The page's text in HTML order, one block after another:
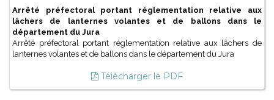
Arrêté préfectoral portant réglementation relative aux
lâchers de lanternes volantes et de ballons dans le
département du Jura
Arrêté préfectoral portant réglementation relative aux lâchers de
lanternes volantes et de ballons dans le département du Jura
Télécharger le PDF